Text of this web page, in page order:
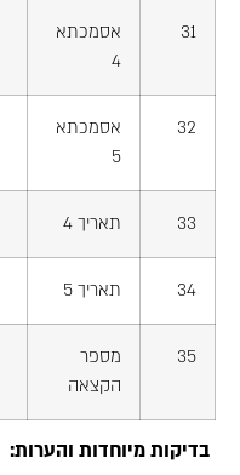
31
אסמכתא
4
32
אסמכתא
5
33 תאריך 4
34 תאריך 5
35
מספר
הקצאה
בדיקות מיוחדות והערות: